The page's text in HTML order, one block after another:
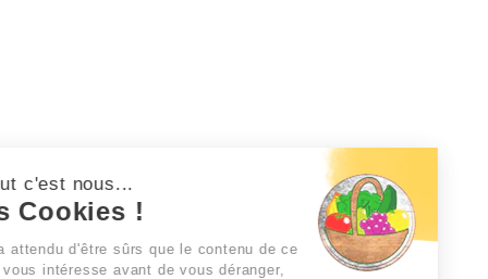
Salut c'est nous...
les Cookies !
On a attendu d'être sûrs que le contenu de ce
site vous intéresse avant de vous déranger,